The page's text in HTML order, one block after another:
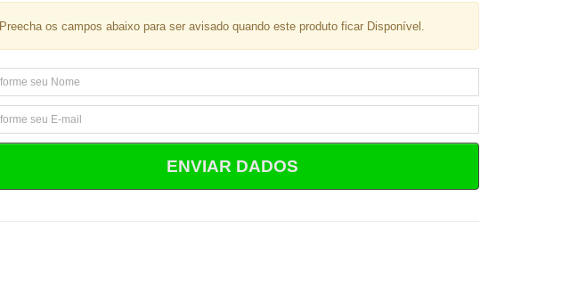
Preecha os campos abaixo para ser avisado quando este produto ficar Disponível.
ENVIAR DADOS